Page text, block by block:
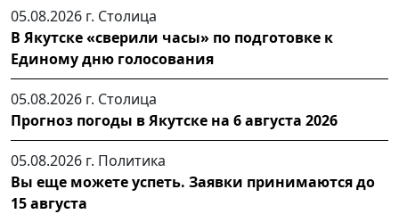
05.08.2026 г. Столица
В Якутске «сверили часы» по подготовке к
Единому дню голосования
05.08.2026 г. Столица
Прогноз погоды в Якутске на 6 августа 2026
05.08.2026 г. Политика
Вы еще можете успеть. Заявки принимаются до
15 августа